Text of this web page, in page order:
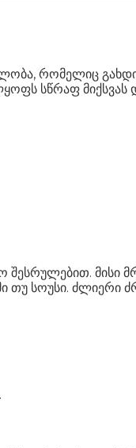
რომელიც
სწრაფ
მისი
თუ სოუსი.